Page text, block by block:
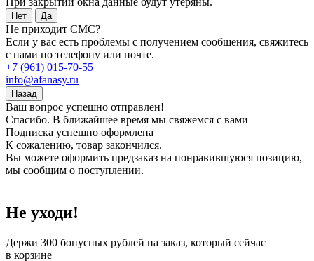
Нет Да
Не приходит СМС?
Если у вас есть проблемы с получением сообщения, свяжитесь
с нами по телефону или почте.
+7 (961) 015-70-55
info@afanasy.ru
Назад
Ваш вопрос успешно отправлен!
Спасибо. В ближайшее время мы свяжемся с вами
Подписка успешно оформлена
К сожалению, товар закончился.
Вы можете оформить предзаказ на понравившуюся позицию,
мы сообщим о поступлении.
Не уходи!
Держи 300 бонусных рублей на заказ, который сейчас
в корзине